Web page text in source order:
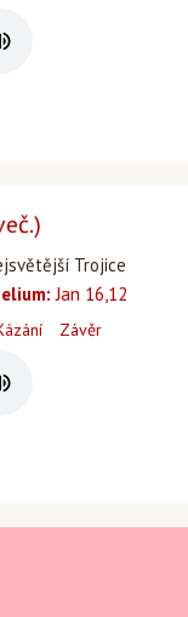
Trojice
Jan 16,12
Závěr